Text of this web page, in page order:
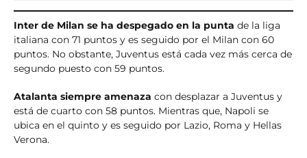
Inter de Milan se ha despegado en la punta de la liga
italiana con 71 puntos y es seguido por el Milan con 60
puntos. No obstante, Juventus está cada vez más cerca de
segundo puesto con 59 puntos.
Atalanta siempre amenaza con desplazar a Juventus y
está de cuarto con 58 puntos. Mientras que, Napoli se
ubica en el quinto y es seguido por Lazio, Roma y Hellas
Verona.